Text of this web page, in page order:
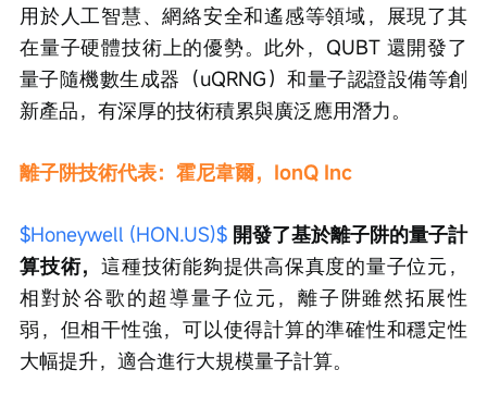
用於人工智慧、網絡安全和遙感等領域，展現了其
在量子硬體技術上的優勢。此外，QUBT 還開發了
量子隨機數生成器（uQRNG）和量子認證設備等創
新產品，有深厚的技術積累與廣泛應用潛力。
離子阱技術代表：霍尼韋爾，IonQ Inc
$Honeywell (HON.US)$ 開發了基於離子阱的量子計
算技術，這種技術能夠提供高保真度的量子位元，
相對於谷歌的超導量子位元，離子阱雖然拓展性
弱，但相干性強，可以使得計算的準確性和穩定性
大幅提升，適合進行大規模量子計算。